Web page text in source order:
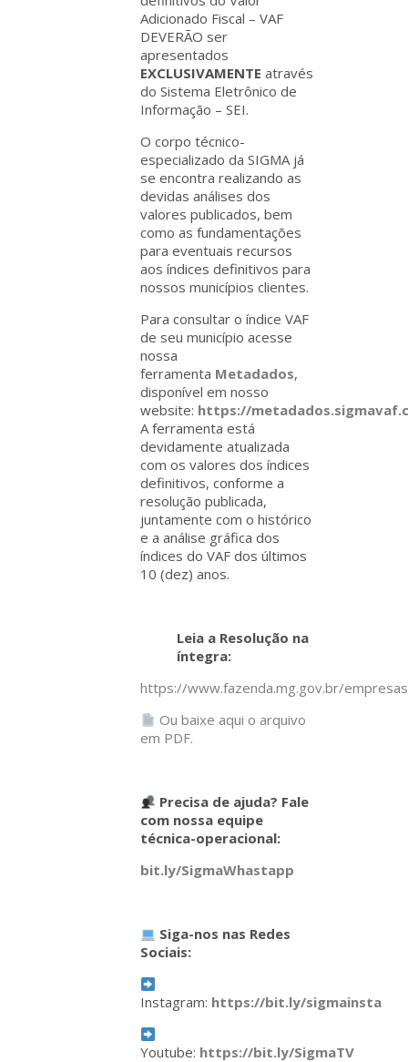
Adicionado Fiscal – VAF
DEVERÃO ser
apresentados
EXCLUSIVAMENTE através
do Sistema Eletrônico de
Informação – SEI.
O corpo técnico-
especializado da SIGMA já
se encontra realizando as
devidas análises dos
valores publicados, bem
como as fundamentações
para eventuais recursos
aos índices definitivos para
nossos municípios clientes.
Para consultar o índice VAF
de seu município acesse
nossa
ferramenta Metadados,
disponível em nosso
website: https://
A ferramenta está
devidamente atualizada
com os valores dos índices
definitivos, conforme a
resolução publicada,
juntamente com o histórico
e a análise gráfica dos
índices do VAF dos últimos
10 (dez) anos.
Leia a Resolução na
íntegra:
https://www.fazenda.mg.gov.br/
Ou baixe aqui o arquivo
em PDF.
Precisa de ajuda? Fale
com nossa equipe
técnica-operacional:
bit.ly/SigmaWhastapp
Siga-nos nas Redes
Sociais:
Instagram: https://bit.ly/sigmainsta
Youtube: https://bit.ly/SigmaTV